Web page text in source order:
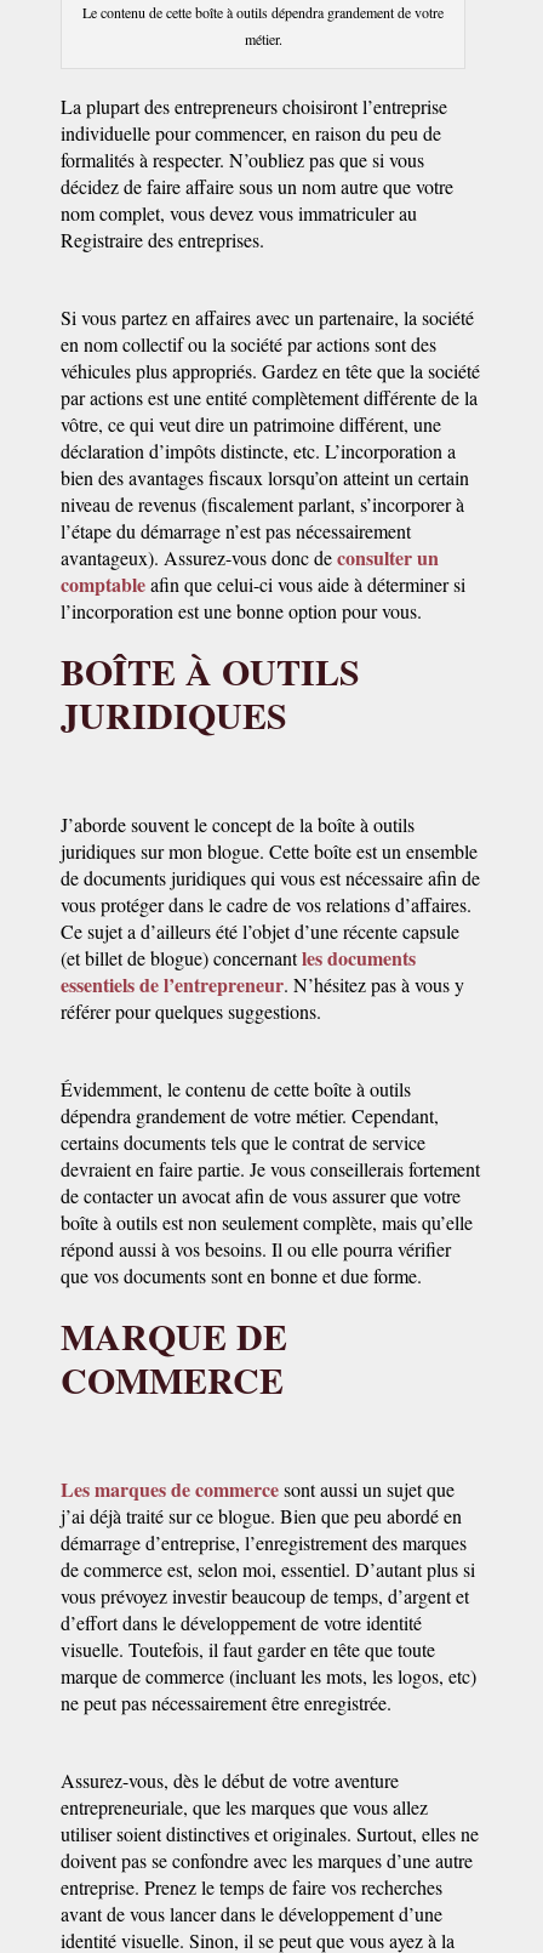
Le contenu de cette boîte à outils dépendra grandement de votre
métier.
La plupart des entrepreneurs choisiront l’entreprise
individuelle pour commencer, en raison du peu de
formalités à respecter. N’oubliez pas que si vous
décidez de faire affaire sous un nom autre que votre
nom complet, vous devez vous immatriculer au
Registraire des entreprises.
Si vous partez en affaires avec un partenaire, la société
en nom collectif ou la société par actions sont des
véhicules plus appropriés. Gardez en tête que la société
par actions est une entité complètement différente de la
vôtre, ce qui veut dire un patrimoine différent, une
déclaration d’impôts distincte, etc. L’incorporation a
bien des avantages fiscaux lorsqu’on atteint un certain
niveau de revenus (fiscalement parlant, s’incorporer à
l’étape du démarrage n’est pas nécessairement
avantageux). Assurez-vous donc deconsulter un
comptableafin que celui-ci vous aide à déterminer si
l’incorporation est une bonne option pour vous.
BOÎTE À OUTILS
JURIDIQUES
J’aborde souvent le concept de la boîte à outils
juridiques sur mon blogue. Cette boîte est un ensemble
de documents juridiques qui vous est nécessaire afin de
vous protéger dans le cadre de vos relations d’affaires.
Ce sujet a d’ailleurs été l’objet d’une récente capsule
(et billet de blogue) concernantles documents
essentiels de l’entrepreneur. N’hésitez pas à vous y
référer pour quelques suggestions.
Évidemment, le contenu de cette boîte à outils
dépendra grandement de votre métier. Cependant,
certains documents tels que le contrat de service
devraient en faire partie. Je vous conseillerais fortement
de contacter un avocat afin de vous assurer que votre
boîte à outils est non seulement complète, mais qu’elle
répond aussi à vos besoins. Il ou elle pourra vérifier
que vos documents sont en bonne et due forme.
MARQUE DE
COMMERCE
Les marques de commercesont aussi un sujet que
j’ai déjà traité sur ce blogue. Bien que peu abordé en
démarrage d’entreprise, l’enregistrement des marques
de commerce est, selon moi, essentiel. D’autant plus si
vous prévoyez investir beaucoup de temps, d’argent et
d’effort dans le développement de votre identité
visuelle. Toutefois, il faut garder en tête que toute
marque de commerce (incluant les mots, les logos, etc)
ne peut pas nécessairement être enregistrée.
Assurez-vous, dès le début de votre aventure
entrepreneuriale, que les marques que vous allez
utiliser soient distinctives et originales. Surtout, elles ne
doivent pas se confondre avec les marques d’une autre
entreprise. Prenez le temps de faire vos recherches
avant de vous lancer dans le développement d’une
identité visuelle. Sinon, il se peut que vous ayez à la